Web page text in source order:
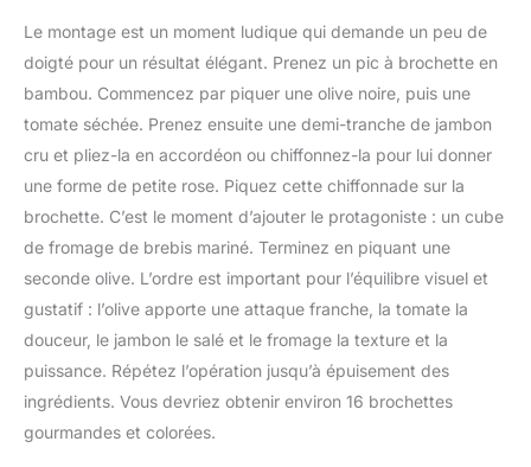
Le montage est un moment ludique qui demande un peu de
doigté pour un résultat élégant. Prenez un pic à brochette en
bambou. Commencez par piquer une olive noire, puis une
tomate séchée. Prenez ensuite une demi-tranche de jambon
cru et pliez-la en accordéon ou chiffonnez-la pour lui donner
une forme de petite rose. Piquez cette chiffonnade sur la
brochette. C’est le moment d’ajouter le protagoniste : un cube
de fromage de brebis mariné. Terminez en piquant une
seconde olive. L’ordre est important pour l’équilibre visuel et
gustatif : l’olive apporte une attaque franche, la tomate la
douceur, le jambon le salé et le fromage la texture et la
puissance. Répétez l’opération jusqu’à épuisement des
ingrédients. Vous devriez obtenir environ 16 brochettes
gourmandes et colorées.